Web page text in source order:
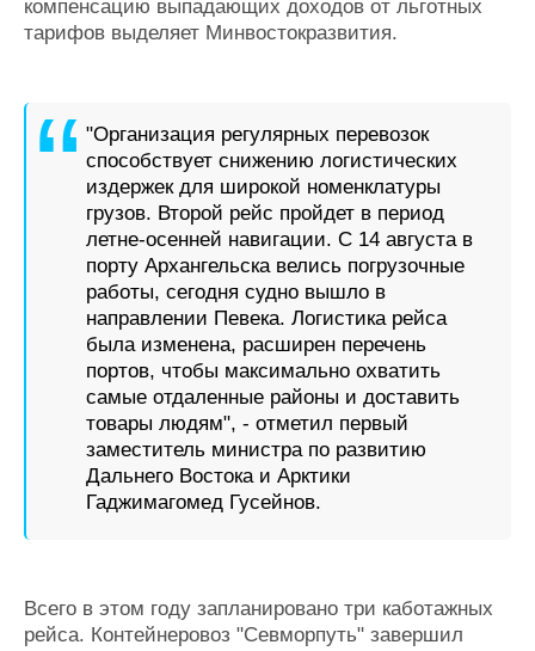
компенсацию выпадающих доходов от льготных
тарифов выделяет Минвостокразвития.
"Организация регулярных перевозок
способствует снижению логистических
издержек для широкой номенклатуры
грузов. Второй рейс пройдет в период
летне-осенней навигации. С 14 августа в
порту Архангельска велись погрузочные
работы, сегодня судно вышло в
направлении Певека. Логистика рейса
была изменена, расширен перечень
портов, чтобы максимально охватить
самые отдаленные районы и доставить
товары людям", - отметил первый
заместитель министра по развитию
Дальнего Востока и Арктики
Гаджимагомед Гусейнов.
Всего в этом году запланировано три каботажных
рейса. Контейнеровоз "Севморпуть" завершил